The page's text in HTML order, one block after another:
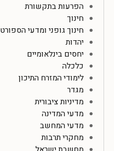
הפרעות בתקשורת
חינוך
חינוך גופני ומדעי הספורט
יהדות
יחסים בינלאומיים
כלכלה
לימודי המזרח התיכון
מגדר
מדיניות ציבורית
מדעי המדינה
מדעי המחשב
מחקרי תרבות